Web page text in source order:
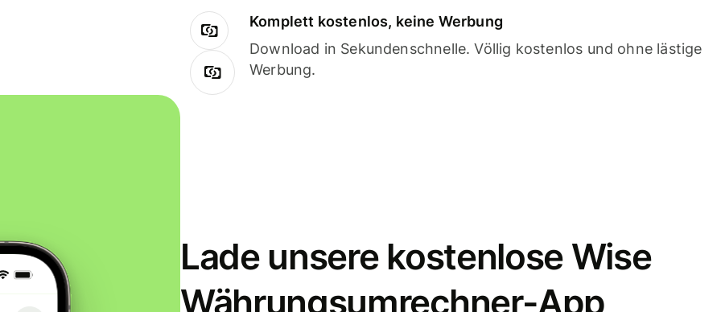
Komplett kostenlos, keine Werbung
Download in Sekundenschnelle. Völlig kostenlos und ohne lästige
Werbung.
Lade unsere kostenlose Wise
Währungsumrechner-App